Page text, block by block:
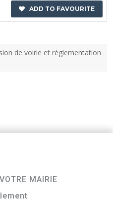
ADD TO FAVOURITE
de voirie et réglementation
MAIRIE